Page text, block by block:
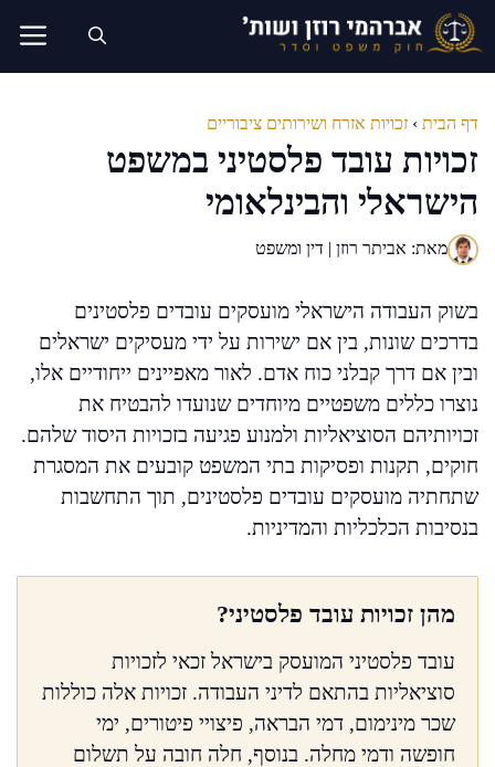
לדלג
לתוכן
דף הבית › זכויות אזרח ושירותים ציבוריים
זכויות עובד פלסטיני במשפט
הישראלי והבינלאומי
מאת: אביתר רוזן | דין ומשפט
בשוק העבודה הישראלי מועסקים עובדים פלסטינים
בדרכים שונות, בין אם ישירות על ידי מעסיקים ישראלים
ובין אם דרך קבלני כוח אדם. לאור מאפיינים ייחודיים אלו,
נוצרו כללים משפטיים מיוחדים שנועדו להבטיח את
זכויותיהם הסוציאליות ולמנוע פגיעה בזכויות היסוד שלהם.
חוקים, תקנות ופסיקות בתי המשפט קובעים את המסגרת
שתחתיה מועסקים עובדים פלסטינים, תוך התחשבות
בנסיבות הכלכליות והמדיניות.
מהן זכויות עובד פלסטיני?
עובד פלסטיני המועסק בישראל זכאי לזכויות
סוציאליות בהתאם לדיני העבודה. זכויות אלה כוללות
שכר מינימום, דמי הבראה, פיצויי פיטורים, ימי
חופשה ודמי מחלה. בנוסף, חלה חובה על תשלום